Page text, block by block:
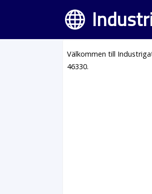
Välkommen till
46330.